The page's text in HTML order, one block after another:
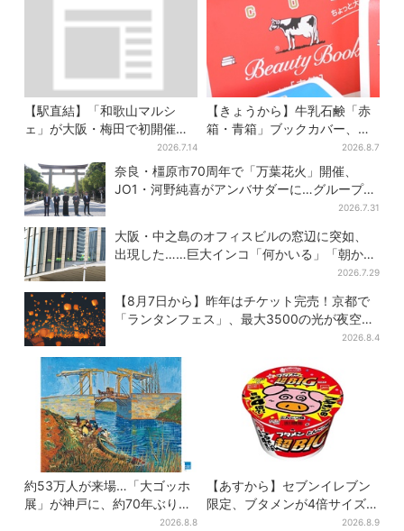
【駅直結】「和歌山マルシ
ェ」が大阪・梅田で初開催！
桃・シャインマスカット・巨
峰がずらり
2026.7.14
【きょうから】牛乳石鹸「赤
箱・青箱」ブックカバー、大
阪で無料配布！ 先着1000名
に「牛のカード」も
2026.8.7
奈良・橿原市70周年で「万葉花火」開催、
JO1・河野純喜がアンバサダーに…グループ楽
2026.7.31
大阪・中之島のオフィスビルの窓辺に突如、
出現した……巨大インコ「何かいる」「朝から
2026.7.29
【8月7日から】昨年はチケット完売！京都で
「ランタンフェス」、最大3500の光が夜空
2026.8.4
約53万人が来場…「大ゴッホ
展」が神戸に、約70年ぶり
『アルルの跳ね橋』来日！お
2026.8.8
【あすから】セブンイレブン
限定、ブタメンが4倍サイズ
「超ビッグ」で登場 さらに
2026.8.9